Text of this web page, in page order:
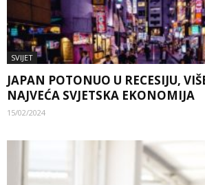
SVIJET
JAPAN POTONUO U RECESIJU,
NAJVEĆA SVJETSKA EKONOMIJA
15/02/2024